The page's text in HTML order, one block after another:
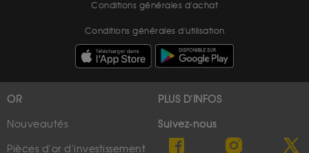
Conditions générales d'achat
Conditions générales d'utilisation
OR
Nouveautés
Pièces d'or d'investissement
PLUS D'INFOS
Suivez-nous